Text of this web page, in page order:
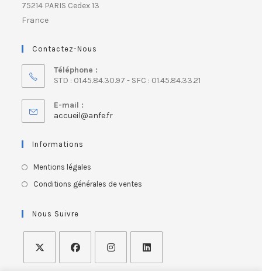
75214 PARIS Cedex 13
France
Contactez-Nous
Téléphone :
STD : 01.45.84.30.97 - SFC : 01.45.84.33.21
E-mail :
accueil@anfe.fr
Informations
Mentions légales
Conditions générales de ventes
Nous Suivre